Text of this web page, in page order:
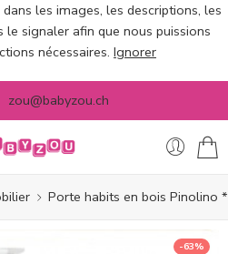
les images, les descriptions, les
signaler afin que nous puissions
nécessaires. Ignorer
zou@babyzou.ch
Porte habits en bois Pinolino *
-63%